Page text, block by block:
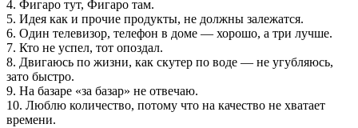
4. Фигаро тут, Фигаро там.
5. Идея как и прочие продукты, не должны залежатся.
6. Один телевизор, телефон в доме — хорошо, а три лучше.
7. Кто не успел, тот опоздал.
8. Двигаюсь по жизни, как скутер по воде — не угубляюсь,
зато быстро.
9. На базаре «за базар» не отвечаю.
10. Люблю количество, потому что на качество не хватает
времени.